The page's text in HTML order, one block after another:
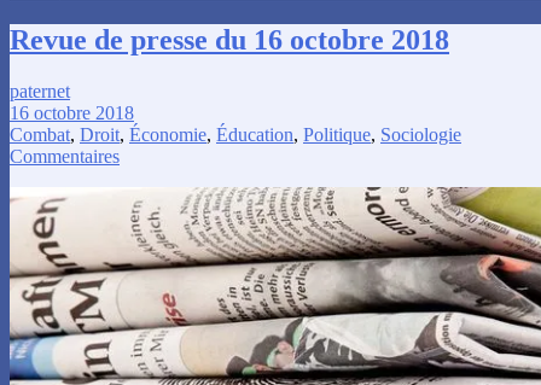
Revue de presse du 16 octobre 2018
paternet
16 octobre 2018
Combat, Droit, Économie, Éducation, Politique, Sociologie
Commentaires